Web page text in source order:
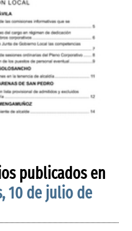
publicados en
10 de julio de